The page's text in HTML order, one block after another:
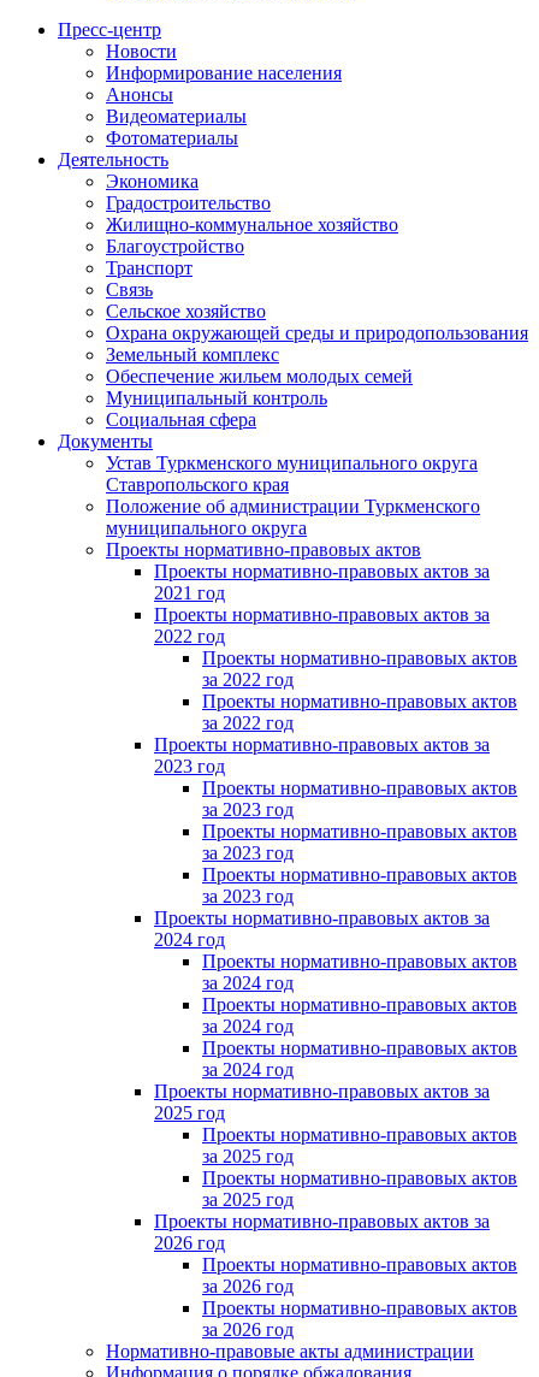
Пресс-центр
Новости
Информирование населения
Анонсы
Видеоматериалы
Фотоматериалы
Деятельность
Экономика
Градостроительство
Жилищно-коммунальное хозяйство
Благоустройство
Транспорт
Связь
Сельское хозяйство
Охрана окружающей среды и природопользования
Земельный комплекс
Обеспечение жильем молодых семей
Муниципальный контроль
Социальная сфера
Документы
Устав Туркменского муниципального округа
Ставропольского края
Положение об администрации Туркменского
муниципального округа
Проекты нормативно-правовых актов
Проекты нормативно-правовых актов за
2021 год
Проекты нормативно-правовых актов за
2022 год
Проекты нормативно-правовых актов
за 2022 год
Проекты нормативно-правовых актов
за 2022 год
Проекты нормативно-правовых актов за
2023 год
Проекты нормативно-правовых актов
за 2023 год
Проекты нормативно-правовых актов
за 2023 год
Проекты нормативно-правовых актов
за 2023 год
Проекты нормативно-правовых актов за
2024 год
Проекты нормативно-правовых актов
за 2024 год
Проекты нормативно-правовых актов
за 2024 год
Проекты нормативно-правовых актов
за 2024 год
Проекты нормативно-правовых актов за
2025 год
Проекты нормативно-правовых актов
за 2025 год
Проекты нормативно-правовых актов
за 2025 год
Проекты нормативно-правовых актов за
2026 год
Проекты нормативно-правовых актов
за 2026 год
Проекты нормативно-правовых актов
за 2026 год
Нормативно-правовые акты администрации
Информация о порядке обжалования